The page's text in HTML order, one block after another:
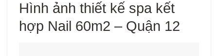
Hình ảnh thiết kế spa kết
hợp Nail 60m2 – Quận 12